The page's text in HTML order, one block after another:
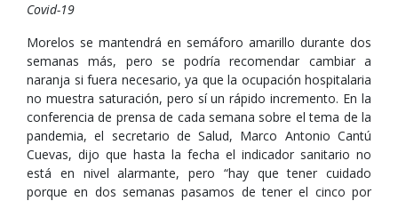
Covid-19
Morelos se mantendrá en semáforo amarillo durante dos
semanas más, pero se podría recomendar cambiar a
naranja si fuera necesario, ya que la ocupación hospitalaria
no muestra saturación, pero sí un rápido incremento. En la
conferencia de prensa de cada semana sobre el tema de la
pandemia, el secretario de Salud, Marco Antonio Cantú
Cuevas, dijo que hasta la fecha el indicador sanitario no
está en nivel alarmante, pero “hay que tener cuidado
porque en dos semanas pasamos de tener el cinco por